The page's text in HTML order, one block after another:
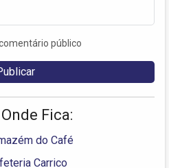
público
Fica:
do Café
Carrico